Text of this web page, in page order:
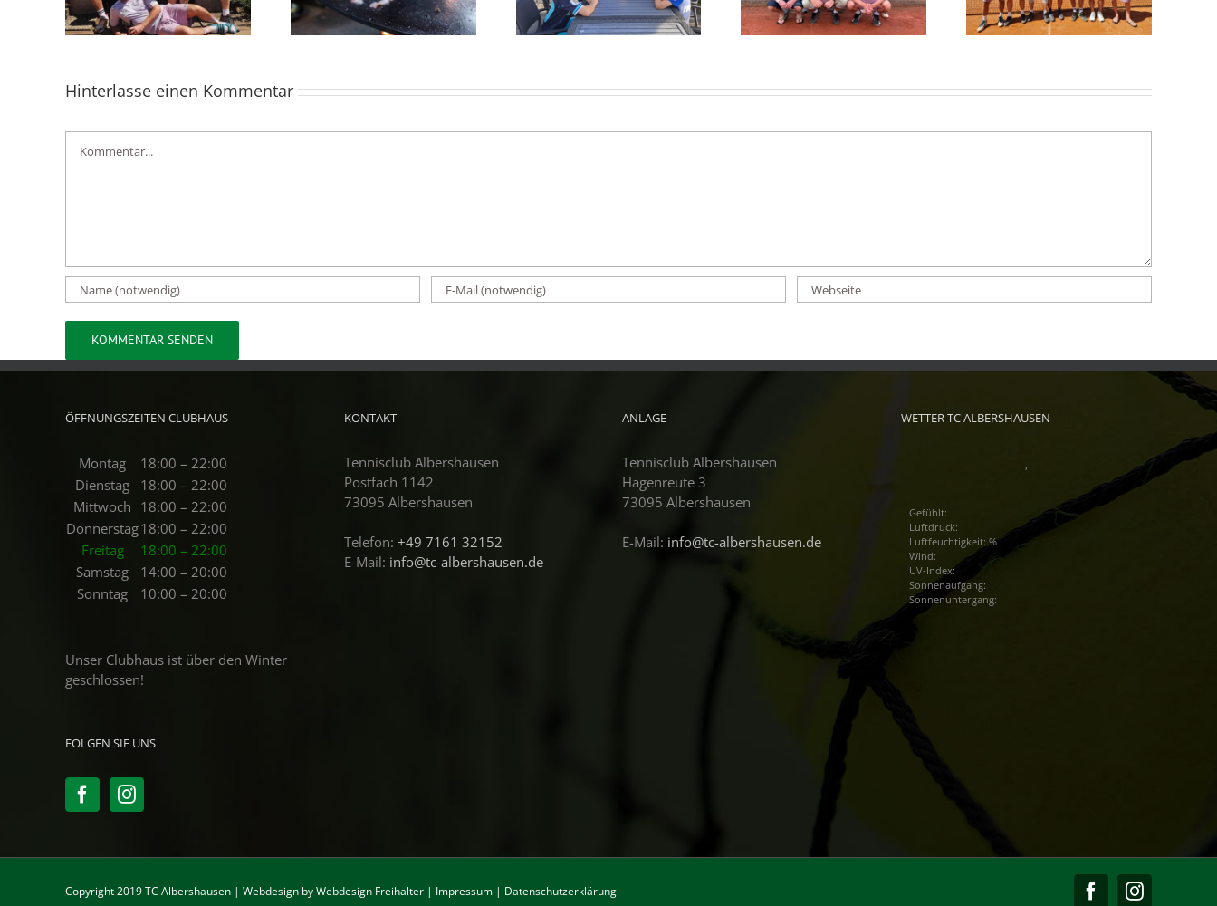
Hinterlasse einen Kommentar
ÖFFNUNGSZEITEN CLUBHAUS
Montag
18:00 – 22:00
Dienstag
18:00 – 22:00
Mittwoch 18:00 – 22:00
Donnerstag18:00 – 22:00
Freitag
18:00 – 22:00
Samstag
14:00 – 20:00
Sonntag
10:00 – 20:00
Unser Clubhaus ist über den Winter
geschlossen!
FOLGEN SIE UNS
KONTAKT
Tennisclub Albershausen
Postfach 1142
73095 Albershausen
Telefon: +49 7161 32152
E-Mail: info@tc-albershausen.de
ANLAGE
Tennisclub Albershausen
Hagenreute 3
73095 Albershausen
E-Mail: info@tc-albershausen.de
WETTER TC ALBERSHAUSEN
,
Gefühlt:
Luftdruck:
Luftfeuchtigkeit: %
Wind:
UV-Index:
Sonnenaufgang:
Sonnenuntergang:
Copyright 2019 TC Albershausen | Webdesign byWebdesign Freihalter | Impressum | Datenschutzerklärung FacebookInstagram